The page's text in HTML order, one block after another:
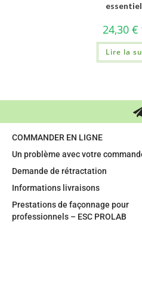
24,30 €
Lire la
COMMANDER EN LIGNE
Un problème avec votre
Demande de rétractation
Informations livraisons
Prestations de façonnage pour
professionnels – ESC PROLAB